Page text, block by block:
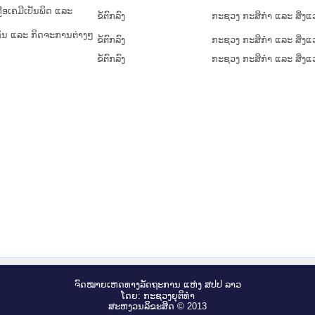
ເຄມີເປັນພິດ ແລະ ຂໍ້ຕົກລົງ
ກະຊວງ ກະສິກຳ ແລະ ສິ່ງແ
ແລະ ກິດຈະການຕ່າງໆ ຂໍ້ຕົກລົງ
ກະຊວງ ກະສິກຳ ແລະ ສິ່ງແ
ຂໍ້ຕົກລົງ
ກະຊວງ ກະສິກຳ ແລະ ສິ່ງແ
ຈົດ​ໝາຍ​ເຫດ​ທາງ​ລັດ​ຖະ​ການ ແຫ່ງ ສ​ປ​ປ ລາວ
ໂດຍ: ກະ​ຊວງຍຸ​ຕິ​ທຳ
ສະ​ຫງວນ​ລິ​ຂະ​ສິດ © 2013